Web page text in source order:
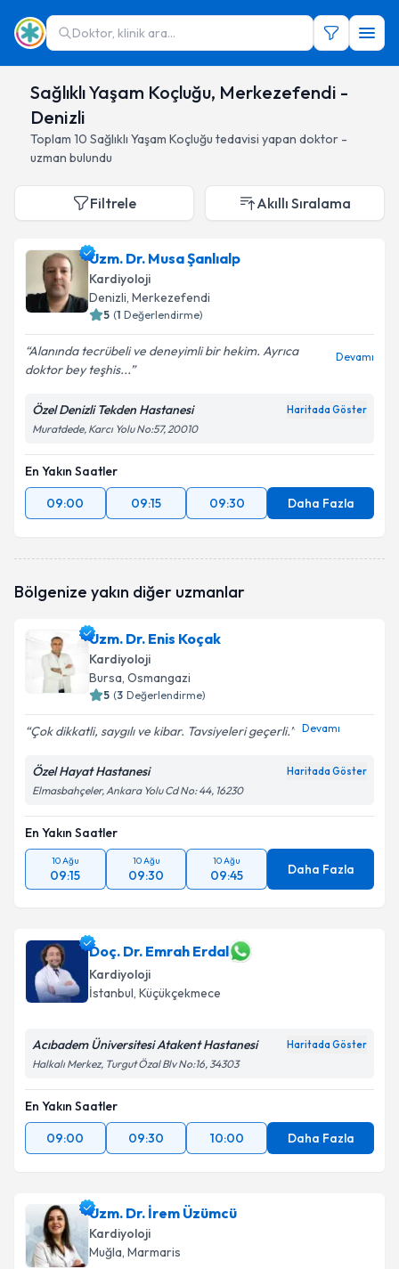
Doktor, klinik ara...
Sağlıklı Yaşam Koçluğu, Merkezefendi -
Denizli
Toplam 10 Sağlıklı Yaşam Koçluğu tedavisi yapan doktor -
uzman bulundu
Filtrele Akıllı Sıralama
Uzm. Dr. Musa Şanlıalp
Kardiyoloji
Denizli, Merkezefendi
5 (1 Değerlendirme)
Alanında tecrübeli ve deneyimli bir hekim. Ayrıca
doktor bey teşhis...
Devamı
Özel Denizli Tekden Hastanesi Haritada Göster
Muratdede, Karcı Yolu No:57, 20010
En Yakın Saatler
09:00
09:15 09:30 Daha Fazla
Bölgenize yakın diğer uzmanlar
Uzm. Dr. Enis Koçak
Kardiyoloji
Bursa, Osmangazi
5 (3 Değerlendirme)
Çok dikkatli, saygılı ve kibar. Tavsiyeleri geçerli. Devamı
Özel Hayat Hastanesi Haritada Göster
Elmasbahçeler, Ankara Yolu Cd No: 44, 16230
En Yakın Saatler
10 Ağu
09:15
10 Ağu
09:30
10 Ağu
09:45 Daha Fazla
Doç. Dr. Emrah Erdal
Kardiyoloji
İstanbul, Küçükçekmece
Acıbadem Üniversitesi Atakent Hastanesi Haritada Göster
Halkalı Merkez, Turgut Özal Blv No:16, 34303
En Yakın Saatler
09:00
09:30 10:00 Daha Fazla
Uzm. Dr. İrem Üzümcü
Kardiyoloji
Muğla, Marmaris